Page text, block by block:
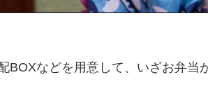
BOXなどを用意して、いざお弁当